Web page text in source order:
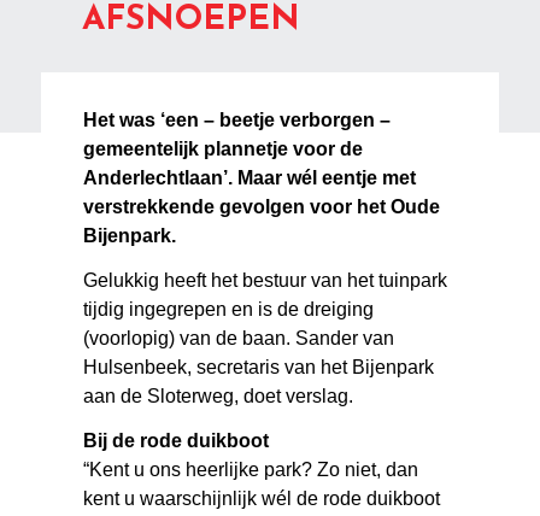
AFSNOEPEN
Het was ‘een – beetje verborgen –
gemeentelijk plannetje voor de
Anderlechtlaan’. Maar wél eentje met
verstrekkende gevolgen voor het Oude
Bijenpark.
Gelukkig heeft het bestuur van het tuinpark
tijdig ingegrepen en is de dreiging
(voorlopig) van de baan. Sander van
Hulsenbeek, secretaris van het Bijenpark
aan de Sloterweg, doet verslag.
Bij de rode duikboot
“Kent u ons heerlijke park? Zo niet, dan
kent u waarschijnlijk wél de rode duikboot